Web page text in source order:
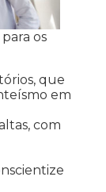
os
que
em
com